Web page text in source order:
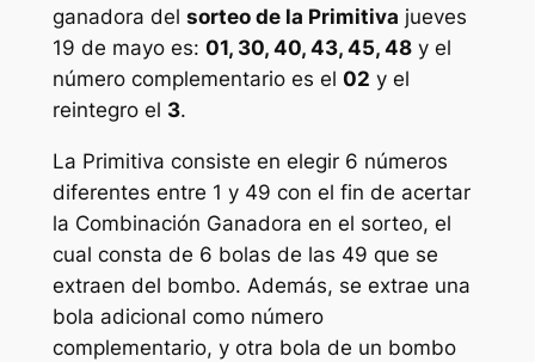
ganadora del sorteo de la Primitiva jueves
19 de mayo es: 01, 30, 40, 43, 45, 48y el
número complementario es el 02 y el
reintegro el 3.
La Primitiva consiste en elegir 6 números
diferentes entre 1 y 49 con el fin de acertar
la Combinación Ganadora en el sorteo, el
cual consta de 6 bolas de las 49 que se
extraen del bombo. Además, se extrae una
bola adicional como número
complementario, y otra bola de un bombo